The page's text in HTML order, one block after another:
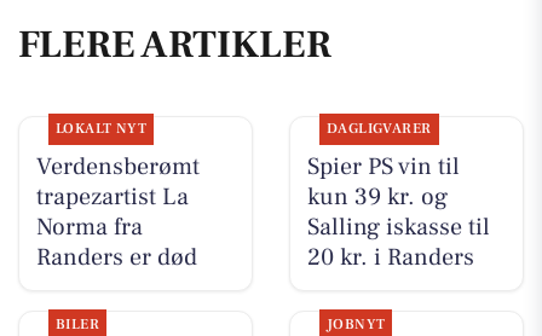
FLERE ARTIKLER
LOKALT NYT
Verdensberømt
trapezartist La
Norma fra
Randers er død
DAGLIGVARER
Spier PS vin til
kun 39 kr. og
Salling iskasse til
20 kr. i Randers
BILER JOBNYT